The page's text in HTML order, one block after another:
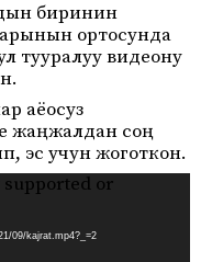
биринин
ортосунда
тууралуу видеону
аёосуз
жаңжалдан соң
эс учун жоготкон.
or
09/kajrat.mp4?_=2